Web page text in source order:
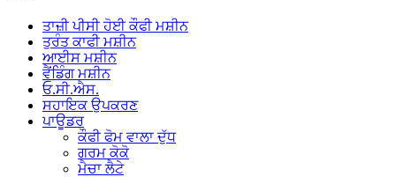
ਤਾਜ਼ੀ ਪੀਸੀ ਹੋਈ ਕੌਫੀ ਮਸ਼ੀਨ
ਤੁਰੰਤ ਕਾਫੀ ਮਸ਼ੀਨ
ਆਈਸ ਮਸ਼ੀਨ
ਵੈਂਡਿੰਗ ਮਸ਼ੀਨ
ਓ.ਸੀ.ਐਸ.
ਸਹਾਇਕ ਉਪਕਰਣ
ਪਾਊਡਰ
ਕੌਫੀ ਫੋਮ ਵਾਲਾ ਦੁੱਧ
ਗਰਮ ਕੋਕੋ
ਮੈਚਾ ਲੈਟੇ